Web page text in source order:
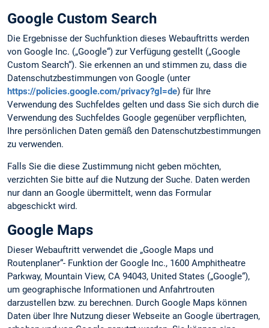
Google Custom Search
Die Ergebnisse der Suchfunktion dieses Webauftritts werden
von Google Inc. („Google“) zur Verfügung gestellt („Google
Custom Search“). Sie erkennen an und stimmen zu, dass die
Datenschutzbestimmungen von Google (unter
https://policies.google.com/privacy?gl=de) für Ihre
Verwendung des Suchfeldes gelten und dass Sie sich durch die
Verwendung des Suchfeldes Google gegenüber verpflichten,
Ihre persönlichen Daten gemäß den Datenschutzbestimmungen
zu verwenden.
Falls Sie die diese Zustimmung nicht geben möchten,
verzichten Sie bitte auf die Nutzung der Suche. Daten werden
nur dann an Google übermittelt, wenn das Formular
abgeschickt wird.
Google Maps
Dieser Webauftritt verwendet die „Google Maps und
Routenplaner“- Funktion der Google Inc., 1600 Amphitheatre
Parkway, Mountain View, CA 94043, United States („Google“),
um geographische Informationen und Anfahrtrouten
darzustellen bzw. zu berechnen. Durch Google Maps können
Daten über Ihre Nutzung dieser Webseite an Google übertragen,